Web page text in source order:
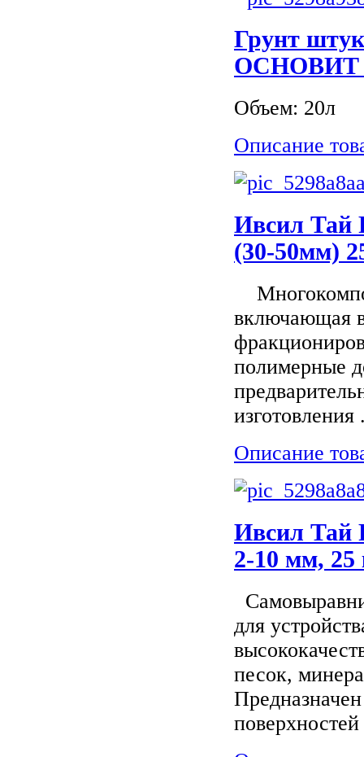
Грунт
ОСНОВИТ
Объем: 20л
Описание
Ивсил Тай
(30-50мм)
включающая
полимерные
изготовления
Описание
Ивсил Тай
2-10 мм, 25
для
песок,